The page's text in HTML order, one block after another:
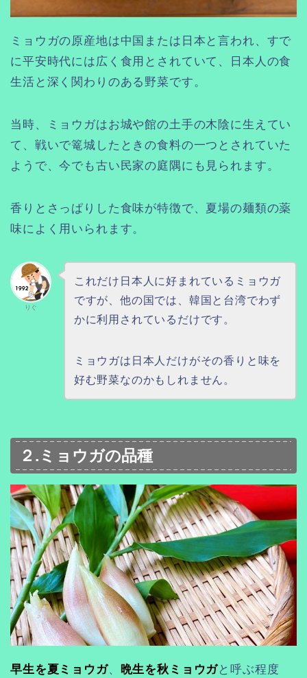
ミョウガの原産地は中国または日本と言われ、すで
に平安時代には広く食用とされていて、日本人の食
生活と深く関わりのある野菜です。
当時、ミョウガはお城や館の土手の木陰に生えてい
て、戦いで篭城したときの食料の一つとされていた
ようで、今でも古い民家の庭隅にも見られます。
香りとさっぱりした食味が特徴で、夏場の麺類の薬
味によく用いられます。
りぐ
これだけ日本人に好まれているミョウガ
ですが、他の国では、韓国と台湾でわず
かに利用されているだけです。
ミョウガは日本人だけがその香りと味を
好む野菜なのかもしれません。
２.ミョウガの品種
早生を夏ミョウガ、 晩生を秋ミョウガと呼ぶ程度